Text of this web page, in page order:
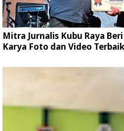
Mitra Jurnalis Kubu Raya
Karya Foto dan Video Terbaik